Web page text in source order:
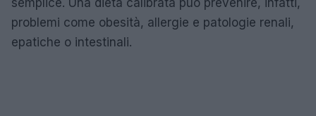
semplice. Una dieta calibrata può prevenire, infatti,
problemi come obesità, allergie e patologie renali,
epatiche o intestinali.